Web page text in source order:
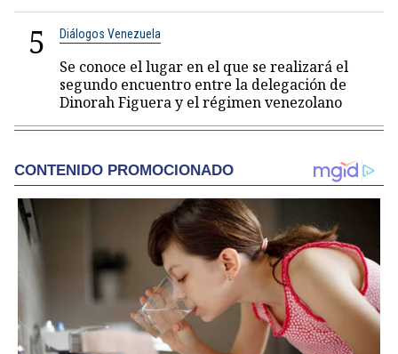
5 Diálogos Venezuela
Se conoce el lugar en el que se realizará el
segundo encuentro entre la delegación de
Dinorah Figuera y el régimen venezolano